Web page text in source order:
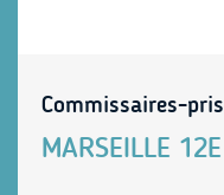
Commissaires-
MARSEILLE